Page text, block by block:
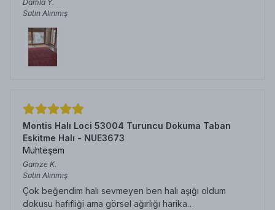
Damla Y.
Satın Alınmış
Montis Halı Loci 53004 Turuncu Dokuma Taban
Eskitme Halı - NUE3673
Muhteşem
Gamze K.
Satın Alınmış
Çok beğendim halı sevmeyen ben halı aşığı oldum
dokusu hafifliği ama görsel ağırlığı harika…